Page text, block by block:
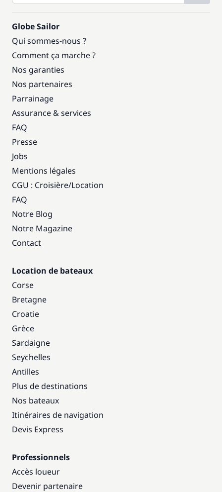
Globe Sailor
Qui sommes-nous ?
Comment ça marche ?
Nos garanties
Nos partenaires
Parrainage
Assurance & services
FAQ
Presse
Jobs
Mentions légales
CGU : Croisière/Location
FAQ
Notre Blog
Notre Magazine
Contact
Location de bateaux
Corse
Bretagne
Croatie
Grèce
Sardaigne
Seychelles
Antilles
Plus de destinations
Nos bateaux
Itinéraires de navigation
Devis Express
Professionnels
Accès loueur
Devenir partenaire